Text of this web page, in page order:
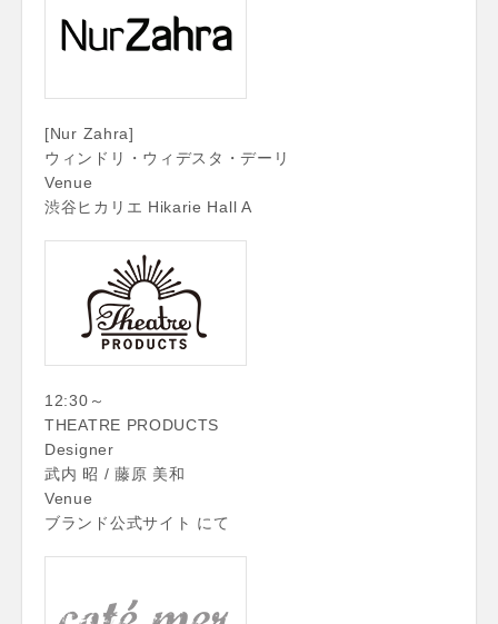
[Nur Zahra]
ウィンドリ・ウィデスタ・デーリ
Venue
渋谷ヒカリエ Hikarie Hall A
12:30～
THEATRE PRODUCTS
Designer
武内 昭 / 藤原 美和
Venue
ブランド公式サイト にて